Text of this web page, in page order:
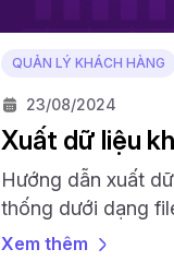
QUẢN LÝ KHÁCH HÀNG
23/08/2024
Xuất dữ liệu
Hướng dẫn xuất
thống dưới dạng
trường thông tin
Xem thêm